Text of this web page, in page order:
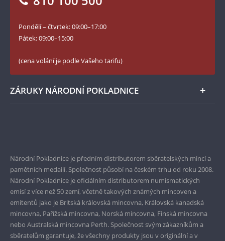
Numismatické novinky
Zásady používání souborů cookie
Twitter Národní Pokladnice
Pondělí – čtvrtek: 09:00–17:00
Pátek: 09:00–15:00
(cena volání je podle Vašeho tarifu)
ZÁRUKY NÁRODNÍ POKLADNICE
Garance nejvyšší kvality
Pouze originální produkty
Národní Pokladnice je předním distributorem sběratelských mincí a
pamětních medailí. Společnost působí na českém trhu od roku 2008.
Národní Pokladnice je oficiálním distributorem numismatických
emisí z více než 50 zemí, včetně takových známých mincoven a
emitentů jako je Britská královská mincovna, Královská kanadská
mincovna, Pařížská mincovna, Norská mincovna, Finská mincovna
nebo Australská mincovna Perth. Společnost svým zákazníkům a
sběratelům garantuje, že všechny produkty jsou v originální a v